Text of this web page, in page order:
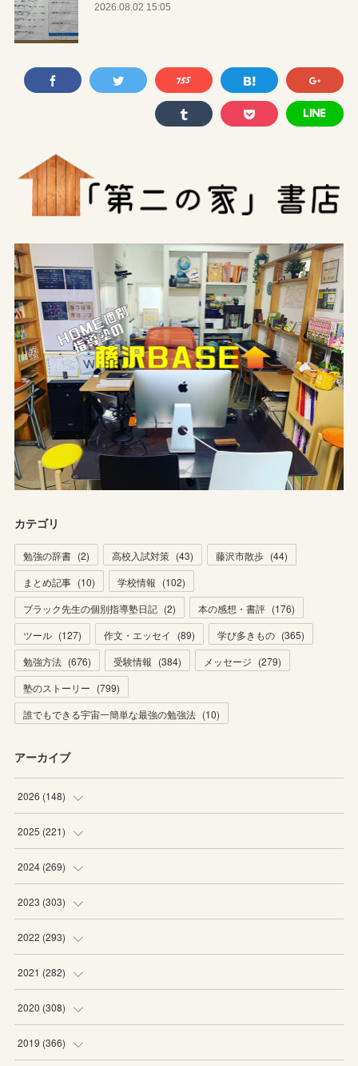
2026.08.02 15:05
カテゴリ
勉強の辞書 (2) 高校入試対策 (43) 藤沢市散歩 (44)
まとめ記事 (10) 学校情報 (102)
ブラック先生の個別指導塾日記 (2) 本の感想・書評 (176)
ツール (127) 作文・エッセイ (89) 学び多きもの (365)
勉強方法 (676) 受験情報 (384) メッセージ (279)
塾のストーリー (799)
誰でもできる宇宙一簡単な最強の勉強法 (10)
アーカイブ
2026 (148)
(6)
(22
(20
(19
2025 (221)
(19
(20
(19
(20
2024 (269)
(16
(16
(21
(20
2023 (303)
(27
(25
(29
(25
2022 (293)
(18
(27
(26
2021 (282)
(19
(23
2020 (308)
(22
2019 (366)